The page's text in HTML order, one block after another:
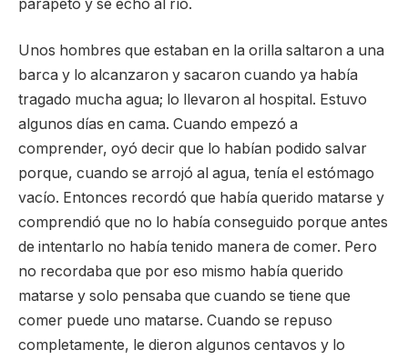
parapeto y se echó al río.
Unos hombres que estaban en la orilla saltaron a una
barca y lo alcanzaron y sacaron cuando ya había
tragado mucha agua; lo llevaron al hospital. Estuvo
algunos días en cama. Cuando empezó a
comprender, oyó decir que lo habían podido salvar
porque, cuando se arrojó al agua, tenía el estómago
vacío. Entonces recordó que había querido matarse y
comprendió que no lo había conseguido porque antes
de intentarlo no había tenido manera de comer. Pero
no recordaba que por eso mismo había querido
matarse y solo pensaba que cuando se tiene que
comer puede uno matarse. Cuando se repuso
completamente, le dieron algunos centavos y lo